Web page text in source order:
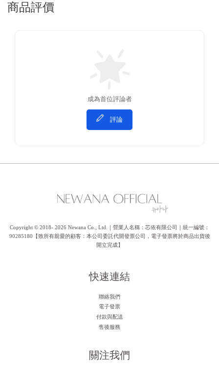
商品評價
成為首位評論者
評論
Copyright © 2018- 2026 Newana Co., Ltd.｜營業人名稱：芯依有限公司｜統一編號：
90285180【致所有親愛的顧客：本公司委託代開發票公司，電子發票將於商品出貨後
開立完成】
快速連結
聯絡我們
電子發票
付款與配送
售後服務
關注我們